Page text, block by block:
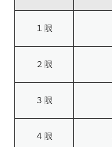
１限
２限
３限
４限